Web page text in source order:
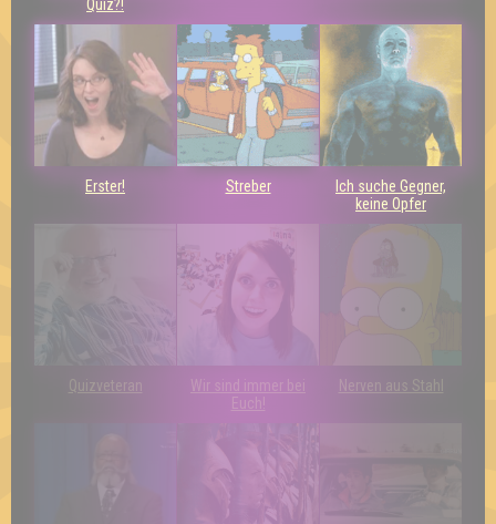
Quiz?!
Erster! Streber
Ich suche Gegner,
keine Opfer
Quizveteran
Wir sind immer bei
Euch!
Nerven aus Stahl